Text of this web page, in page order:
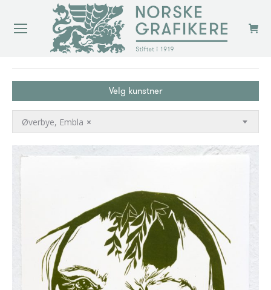
Velg kunstner
×
Øverbye, Embla